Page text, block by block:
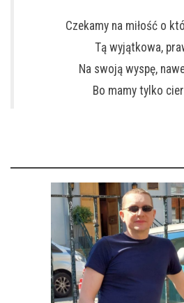
Czekamy na miłość o
Tą wyjątkowa,
Na swoją wyspę,
Bo mamy tylko